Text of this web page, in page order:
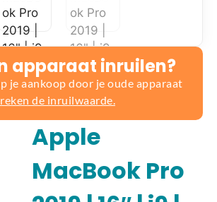
apparaat inruilen?
je aankoop door je oude apparaat
de inruilwaarde.
Apple
MacBook Pro